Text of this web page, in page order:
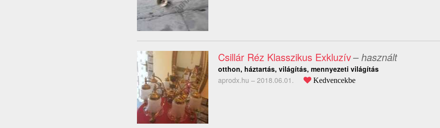
Csillár Réz Klasszikus Exkluzív– használt
otthon, háztartás, világítás, mennyezeti világítás
aprodx.hu – 2018.06.01. Kedvencekbe